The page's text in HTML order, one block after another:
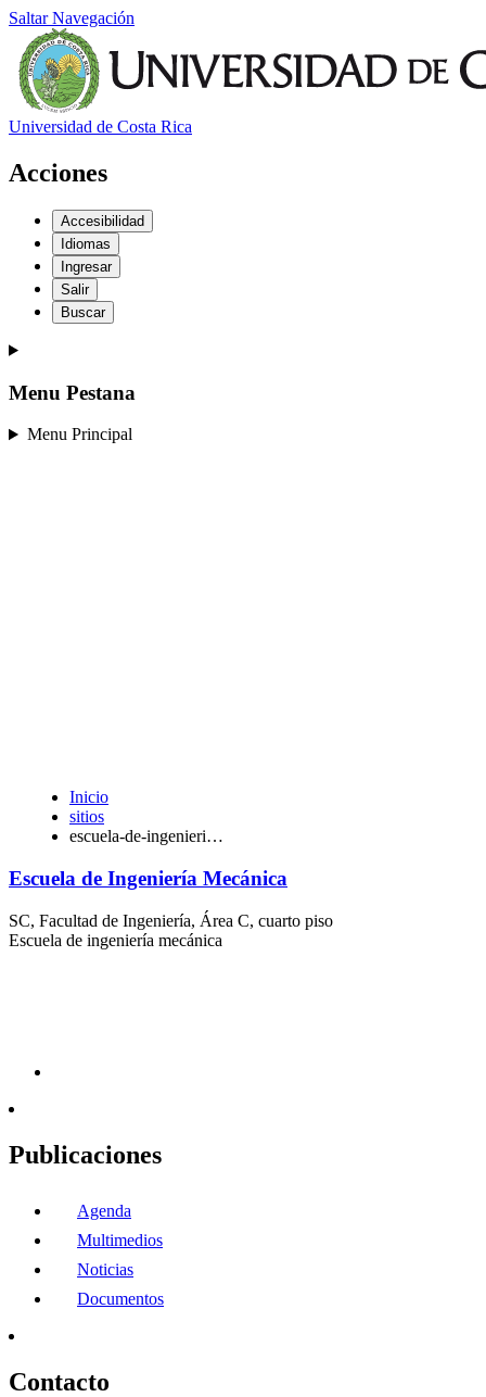
Saltar Navegación
Universidad de Costa Rica
Acciones
Accesibilidad
Idiomas
Ingresar
Salir
Buscar
Menu Pestana
Menu Principal
Inicio
sitios
escuela-de-ingenieri…
Escuela de Ingeniería Mecánica
SC, Facultad de Ingeniería, Área C, cuarto piso
Escuela de ingeniería mecánica
Publicaciones
Agenda
Multimedios
Noticias
Documentos
Contacto